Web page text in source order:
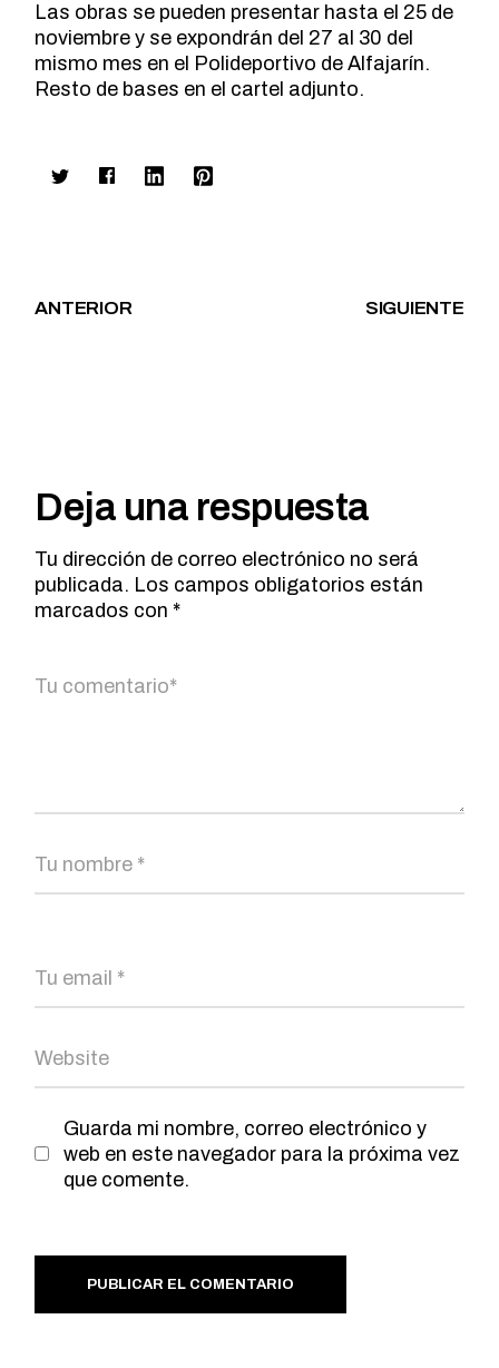
Las obras se pueden presentar hasta el 25 de
noviembre y se expondrán del 27 al 30 del
mismo mes en el Polideportivo de Alfajarín.
Resto de bases en el cartel adjunto.
ANTERIOR SIGUIENTE
Deja una respuesta
Tu dirección de correo electrónico no será
publicada. Los campos obligatorios están
marcados con *
Guarda mi nombre, correo electrónico y
web en este navegador para la próxima vez
que comente.
PUBLICAR EL COMENTARIO